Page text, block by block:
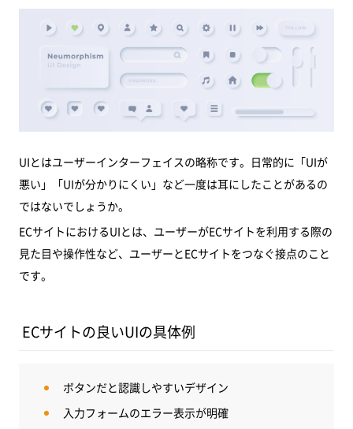
その他のECサイト制作会社について
ECサイトのデザインは制作後の改善が重要
具体的な進め方
まとめ
UIとはユーザーインターフェイスの略称です。日常的に「UIが
悪い」「UIが分かりにくい」など一度は耳にしたことがあるの
ではないでしょうか。
ECサイトにおけるUIとは、ユーザーがECサイトを利用する際の
見た目や操作性など、ユーザーとECサイトをつなぐ接点のこと
です。
ECサイトの良いUIの具体例
ボタンだと認識しやすいデザイン
入力フォームのエラー表示が明確